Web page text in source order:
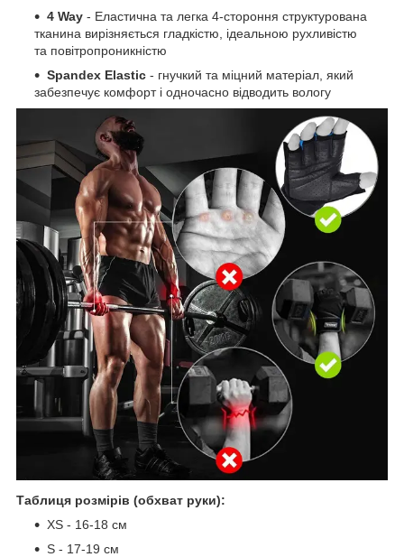
4 Way - Еластична та легка 4-стороння структурована
тканина вирізняється гладкістю, ідеальною рухливістю
та повітропроникністю
Spandex Elastic - гнучкий та міцний матеріал, який
забезпечує комфорт і одночасно відводить вологу
Таблиця розмірів (обхват руки):
XS - 16-18 см
S - 17-19 см